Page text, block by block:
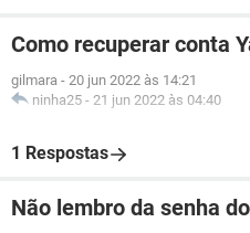
Como recuperar conta
gilmara - 20 jun 2022 às 14:21
ninha25 - 21 jun 2022 às 04:40
1 Respostas
Não lembro da senha